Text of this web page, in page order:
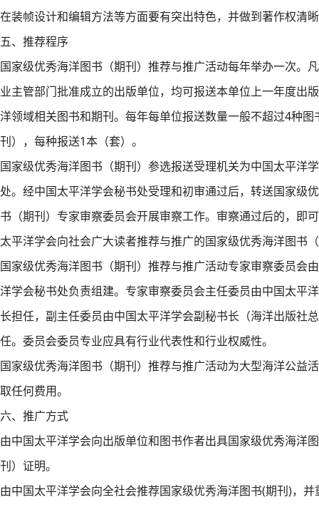
在装帧设计和编辑方法等方面要有突出特色，并做到著作权清
五、推荐程序
国家级优秀海洋图书（期刊）推荐与推广活动每年举办一次。
业主管部门批准成立的出版单位，均可报送本单位上一年度出
洋领域相关图书和期刊。每年每单位报送数量一般不超过4种图
刊），每种报送1本（套）。
国家级优秀海洋图书（期刊）参选报送受理机关为中国太平洋
处。经中国太平洋学会秘书处受理和初审通过后，转送国家级
书（期刊）专家审察委员会开展审察工作。审察通过后的，即
太平洋学会向社会广大读者推荐与推广的国家级优秀海洋图书
国家级优秀海洋图书（期刊）推荐与推广活动专家审察委员会
洋学会秘书处负责组建。专家审察委员会主任委员由中国太平
长担任，副主任委员由中国太平洋学会副秘书长（海洋出版社
任。委员会委员专业应具有行业代表性和行业权威性。
国家级优秀海洋图书（期刊）推荐与推广活动为大型海洋公益
取任何费用。
六、推广方式
由中国太平洋学会向出版单位和图书作者出具国家级优秀海洋
刊）证明。
由中国太平洋学会向全社会推荐国家级优秀海洋图书(期刊)，并